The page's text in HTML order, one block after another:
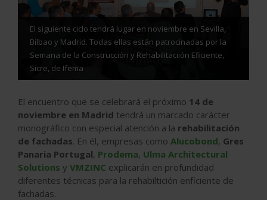
El siguiente ciclo tendrá lugar en noviembre en Sevilla,
Bilbao y Madrid. Todas ellas están patrocinadas por la
Semana de la Construcción y Rehabilitaciión Eficiente,
Sicre, de Ifema
El encuentro que se celebrará el próximo 14 de
noviembre en Madrid tendrá un marcado carácter
monográfico con especial atención a la rehabilitación
de fachadas. En él, empresas como Alucobond, Gres
Panaria Portugal, Prodema, Ulma Architectural
Solutions y VMZINC explicarán en profundidad
diferentes técnicas para la rehabiltición enficiente de
fachadas.